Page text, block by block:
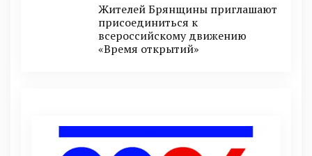
Жителей Брянщины приглашают
присоединиться к
всероссийскому движению
«Время открытий»